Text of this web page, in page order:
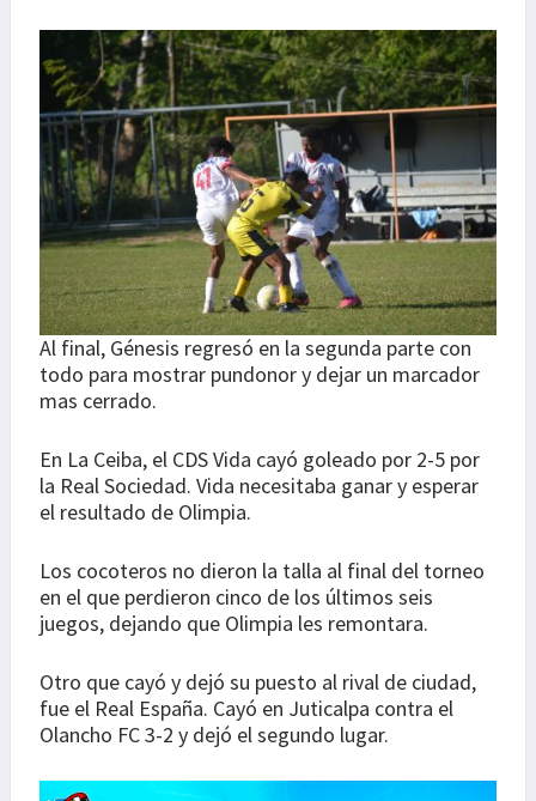
Al final, Génesis regresó en la segunda parte con
todo para mostrar pundonor y dejar un marcador
mas cerrado.
En La Ceiba, el CDS Vida cayó goleado por 2-5 por
la Real Sociedad. Vida necesitaba ganar y esperar
el resultado de Olimpia.
Los cocoteros no dieron la talla al final del torneo
en el que perdieron cinco de los últimos seis
juegos, dejando que Olimpia les remontara.
Otro que cayó y dejó su puesto al rival de ciudad,
fue el Real España. Cayó en Juticalpa contra el
Olancho FC 3-2 y dejó el segundo lugar.